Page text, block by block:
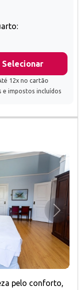
Selecionar
12x no cartão
e impostos incluídos
pelo conforto,